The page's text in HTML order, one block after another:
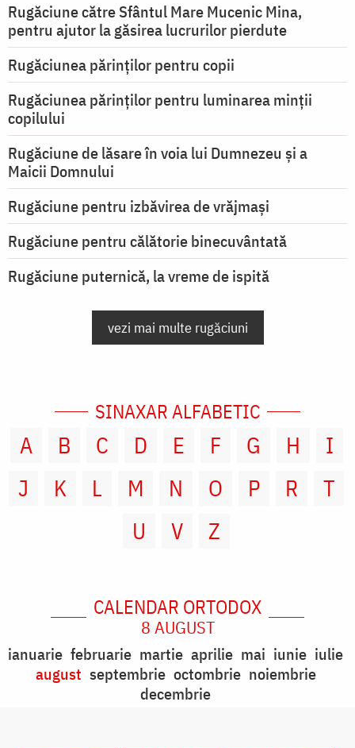
Rugăciune către Sfântul Mare Mucenic Mina,
pentru ajutor la găsirea lucrurilor pierdute
Rugăciunea părinților pentru copii
Rugăciunea părinților pentru luminarea minţii
copilului
Rugăciune de lăsare în voia lui Dumnezeu şi a
Maicii Domnului
Rugăciune pentru izbăvirea de vrăjmași
Rugăciune pentru călătorie binecuvântată
Rugăciune puternică, la vreme de ispită
vezi mai multe rugăciuni
SINAXAR ALFABETIC
A B C D E F G H
I
J
K L M N O P R
T
U
V Z
CALENDAR ORTODOX
8 AUGUST
ianuarie februarie martie aprilie mai iunie iulie
august septembrie octombrie noiembrie
decembrie